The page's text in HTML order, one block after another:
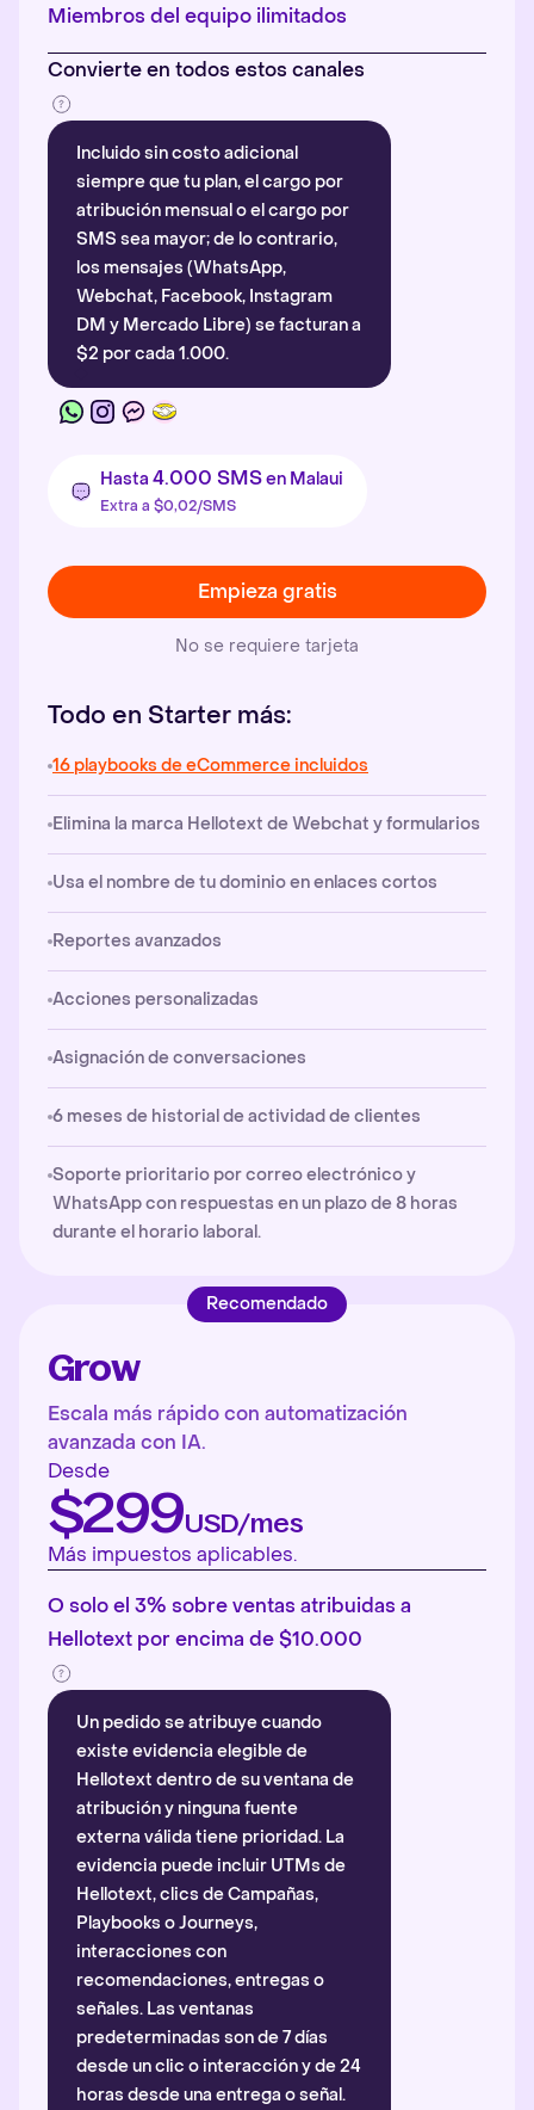
Miembros del equipo ilimitados
Convierte en todos estos canales
Incluido sin costo adicional
siempre que tu plan, el cargo por
atribución mensual o el cargo por
SMS sea mayor; de lo contrario,
los mensajes (WhatsApp,
Webchat, Facebook, Instagram
DM y Mercado Libre) se facturan a
$2 por cada 1.000.
Hasta 4.000 SMSen Malaui
Extra a $0,02/SMS
Empieza gratis
No se requiere tarjeta
Todo en Starter más:
16 playbooks de eCommerce incluidos
Elimina la marca Hellotext de Webchat y formularios
Usa el nombre de tu dominio en enlaces cortos
Reportes avanzados
Acciones personalizadas
Asignación de conversaciones
6 meses de historial de actividad de clientes
Soporte prioritario por correo electrónico y
WhatsApp con respuestas en un plazo de 8 horas
durante el horario laboral.
Recomendado
Grow
Escala más rápido con automatización
avanzada con IA.
Desde
$299USD/mes
Más impuestos aplicables.
O solo el 3% sobre ventas atribuidas a
Hellotext por encima de $10.000
Un pedido se atribuye cuando
existe evidencia elegible de
Hellotext dentro de su ventana de
atribución y ninguna fuente
externa válida tiene prioridad. La
evidencia puede incluir UTMs de
Hellotext, clics de Campañas,
Playbooks o Journeys,
interacciones con
recomendaciones, entregas o
señales. Las ventanas
predeterminadas son de 7 días
desde un clic o interacción y de 24
horas desde una entrega o señal.